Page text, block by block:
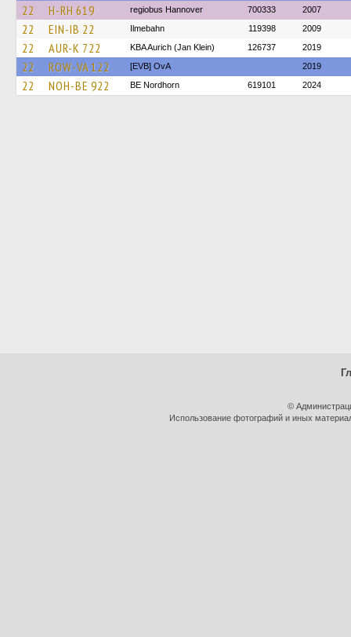
22 H-RH 619 regiobus Hannover 700333 2007
22 EIN-IB 22 Ilmebahn 119398 2009
22 AUR-K 722 KBA Aurich (Jan Klein) 126737 2019
22 ROW-VA 122 [EVB] OvA 2019
22 NOH-BE 922 BE Nordhorn 619101 2024
©
Использование фотографий и иных